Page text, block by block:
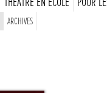
ARCHIVES